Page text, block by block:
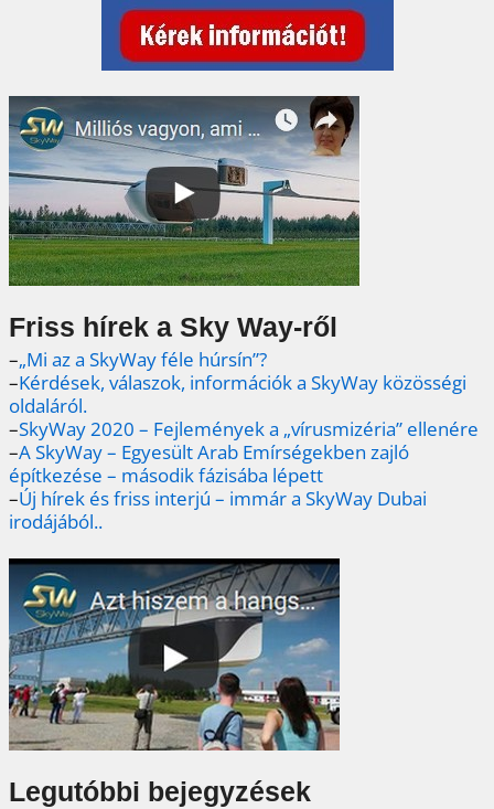
Friss hírek a Sky Way-ről
–„Mi az a SkyWay féle húrsín”?
–Kérdések, válaszok, információk a SkyWay közösségi
oldaláról.
–SkyWay 2020 – Fejlemények a „vírusmizéria” ellenére
–A SkyWay – Egyesült Arab Emírségekben zajló
építkezése – második fázisába lépett
–Új hírek és friss interjú – immár a SkyWay Dubai
irodájából..
Legutóbbi bejegyzések